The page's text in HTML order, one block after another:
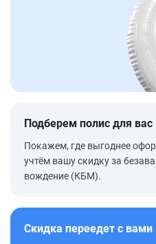
Подберем полис для вас
Покажем, где выгоднее
учтём вашу скидку за
вождение (КБМ).
Скидка переедет с вами